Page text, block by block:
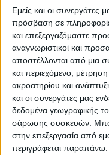
Εμείς και οι συνεργάτες
πρόσβαση σε
και επεξεργαζόμαστε
αναγνωριστικοί και
αποστέλλονται από μια
και περιεχόμενο,
ακροατηρίου και
και οι συνεργάτες μας
δεδομένα γεωγραφικής
σάρωσης συσκευών.
στην επεξεργασία από
περιγράφεται παραπάνω.
Μέχρι το βράδυ
οι
διαβεβαίωναν
την επομένη θα
πιστώσεων,
τα βιολογικά. Η
γίνει κάτι, ενώ
σενάριο λέει,